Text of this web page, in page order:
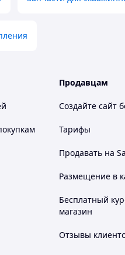
Продавцам
Создайте сайт
Тарифы
Продавать на
Размещение в
Бесплатный
магазин
Отзывы